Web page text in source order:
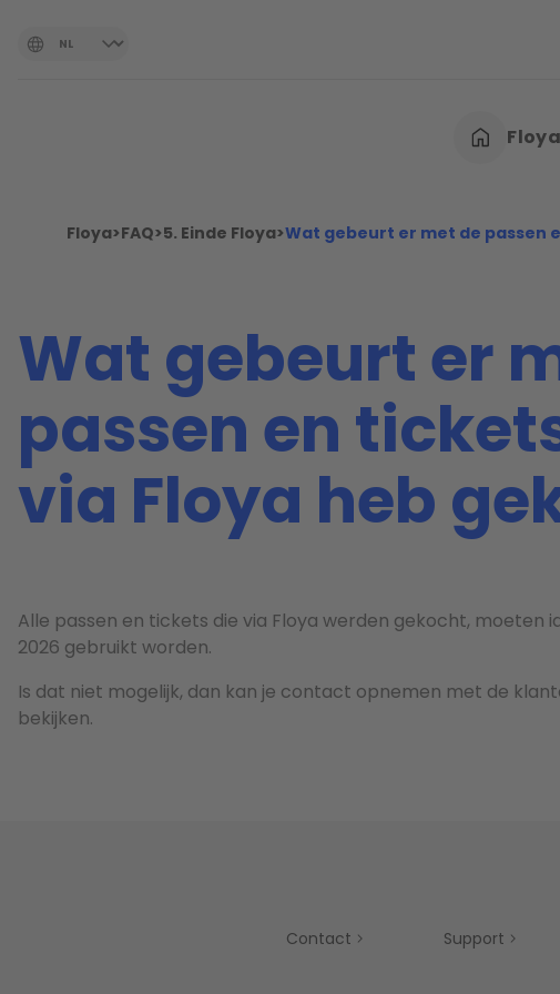
Floya
Floya>FAQ>5. Einde Floya>Wat gebeurt er met de passen
Wat gebeurt er
passen en
via Floya heb
Alle passen en tickets die via Floya werden gekocht, moeten
2026 gebruikt worden.
Is dat niet mogelijk, dan kan je contact opnemen met de
bekijken.
Contact Support